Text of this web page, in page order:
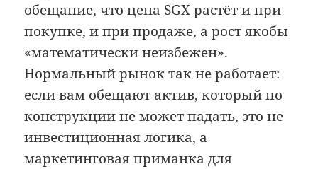
обещание, что цена SGX растёт и при
покупке, и при продаже, а рост якобы
«математически неизбежен».
Нормальный рынок так не работает:
если вам обещают актив, который по
конструкции не может падать, это не
инвестиционная логика, а
маркетинговая приманка для